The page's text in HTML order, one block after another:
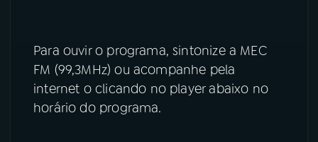
Para ouvir o programa, sintonize a MEC
FM (99,3MHz) ou acompanhe pela
internet o clicando no player abaixo no
horário do programa.